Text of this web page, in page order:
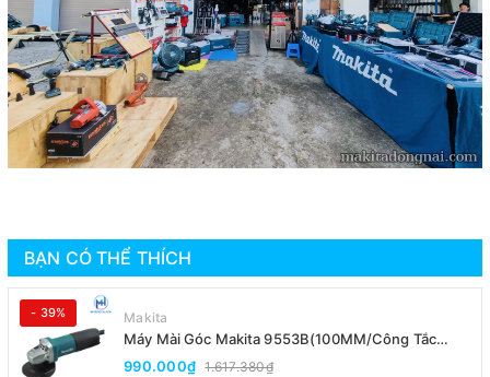
BẠN CÓ THỂ THÍCH
- 39% Makita
Máy Mài Góc Makita 9553B(100MM/Công Tắc
Đuôi)
990.000₫ 1.617.380₫